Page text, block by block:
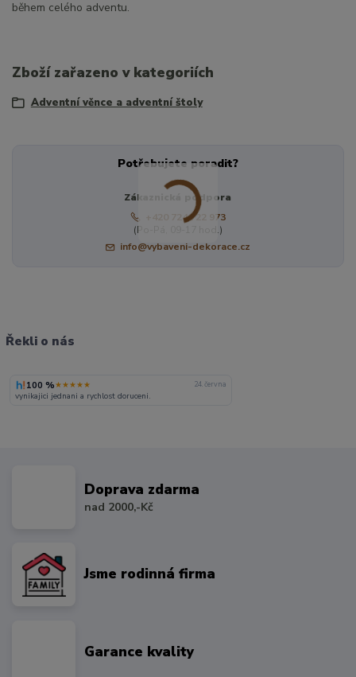
během celého adventu.
Zboží zařazeno v kategoriích
Adventní věnce a adventní štoly
Potřebujete poradit?
Zákaznická podpora
+420 724 722 973
(Po-Pá, 09-17 hod.)
info@vybaveni-dekorace.cz
Řekli o nás
100 %★★★★★ 24. června
vynikajici jednani a rychlost doruceni.
Doprava zdarma
nad 2000,-Kč
Jsme rodinná firma
Garance kvality